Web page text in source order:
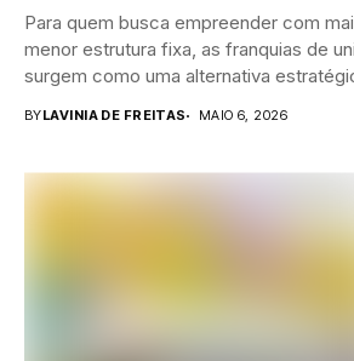
Para quem busca empreender com
menor estrutura fixa, as franquias de
surgem como uma alternativa
BYLAVINIA DE FREITAS MAIO 6, 2026